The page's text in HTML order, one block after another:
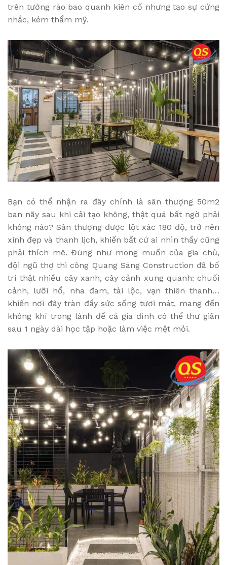
trên tường rào bao quanh kiên cố nhưng tạo sự cứng
nhắc, kém thẩm mỹ.
Bạn có thể nhận ra đây chính là sân thượng 50m2
ban nãy sau khi cải tạo không, thật quá bất ngờ phải
không nào? Sân thượng được lột xác 180 độ, trở nên
xinh đẹp và thanh lịch, khiến bất cứ ai nhìn thấy cũng
phải thích mê. Đúng như mong muốn của gia chủ,
đội ngũ thợ thi công Quang Sáng Construction đã bố
trí thật nhiều cây xanh, cây cảnh xung quanh: chuối
cảnh, lưỡi hổ, nha đam, tài lộc, vạn thiên thanh…
khiến nơi đây tràn đầy sức sống tươi mát, mang đến
không khí trong lành để cả gia đình có thể thư giãn
sau 1 ngày dài học tập hoặc làm việc mệt mỏi.